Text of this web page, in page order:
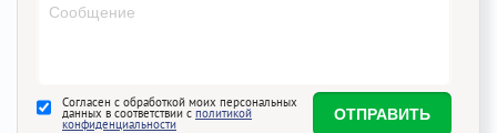
Согласен с обработкой моих персональных
данных в соответствии с политикой
конфиденциальности